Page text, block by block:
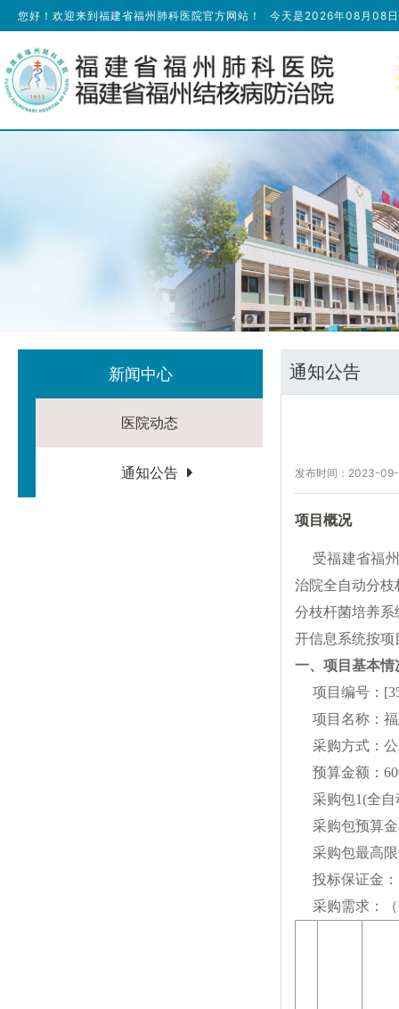
您好！欢迎来到福建省福州肺科医院官方网站！ 今天是 2026年08月08
新闻中心
医院动态
通知公告
通知公告
发布时间：2023-
项目概况
受福建省福
治院全自动分
分枝杆菌培养
开信息系统按
一、项目基本情
项目编号：
项目名称：
采购方式：
预算金额：
采购包1(全自
采购包预算
采购包最高
投标保证金：
采购需求：